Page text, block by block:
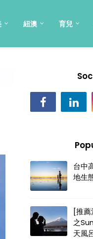
紐澳 育兒
台中
地生
[推
之
天風